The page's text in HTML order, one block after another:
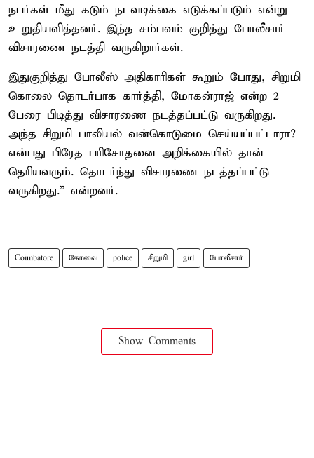
நபர்கள் மீது கடும் நடவடிக்கை எடுக்கப்படும் என்று
உறுதியளித்தனர். இந்த சம்பவம் குறித்து போலீசார்
விசாரணை நடத்தி வருகிறார்கள்.
இதுகுறித்து போலீஸ் அதிகாரிகள் கூறும் போது, சிறுமி
கொலை தொடர்பாக கார்த்தி, மோகன்ராஜ் என்ற 2
பேரை பிடித்து விசாரணை நடத்தப்பட்டு வருகிறது.
அந்த சிறுமி பாலியல் வன்கொடுமை செய்யப்பட்டாரா?
என்பது பிரேத பரிசோதனை அறிக்கையில் தான்
தெரியவரும். தொடர்ந்து விசாரணை நடத்தப்பட்டு
வருகிறது.” என்றனர்.
Coimbatore கோவை police சிறுமி girl போலீசார்
Show Comments